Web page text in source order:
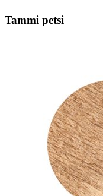
Tammi petsi